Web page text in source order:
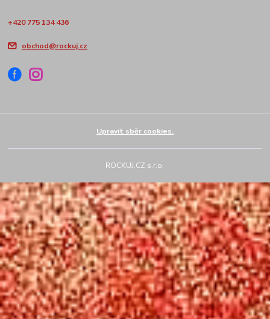
+420 775 134 436
obchod@rockuj.cz
Upravit sběr cookies.
ROCKUJ.CZ s.r.o.